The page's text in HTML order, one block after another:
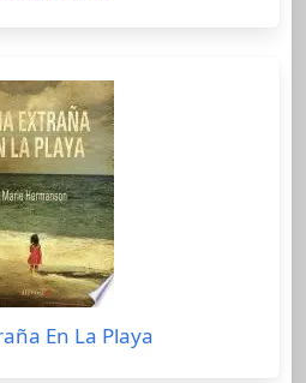
En La Playa